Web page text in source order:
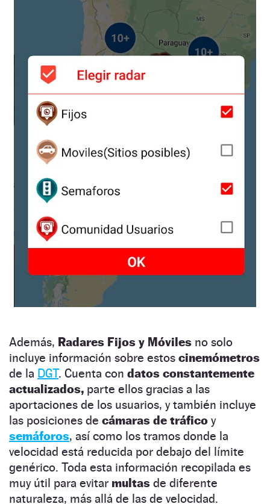
Además, Radares Fijos y Móviles no solo
incluye información sobre estos cinemómetros
de la DGT. Cuenta con datos constantemente
actualizados, parte ellos gracias a las
aportaciones de los usuarios, y también incluye
las posiciones de cámaras de tráfico y
semáforos, así como los tramos donde la
velocidad está reducida por debajo del límite
genérico. Toda esta información recopilada es
muy útil para evitar multas de diferente
naturaleza, más allá de las de velocidad.